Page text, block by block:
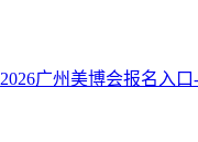
2026广州美博会报名入